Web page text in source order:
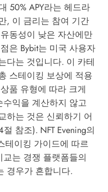
50% APY라는 헤드라
, 이 금리는 참여 기간
동성이 낮은 자산에만
은 Bybit는 미국 사용자
다는 것입니다. 이 카테
스테이킹 보상에 적용
품 유형에 따라 크게
익을 계산하지 않고
하는 것은 신뢰하기 어
절 참조). NFT Evening의
테이킹 가이드에 따르
는 경쟁 플랫폼들의
경우가 흔합니다.